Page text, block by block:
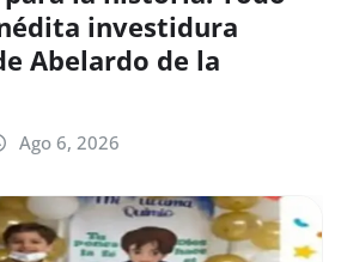
investidura
Abelardo de la
Ago 6, 2026